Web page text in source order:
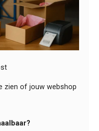
zien of jouw webshop